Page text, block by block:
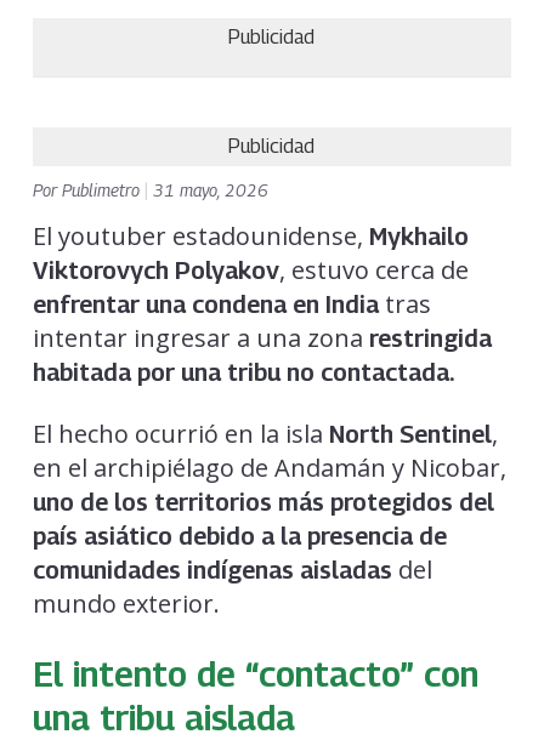
Publicidad
Publicidad
PorPublimetro 31 mayo, 2026
El youtuber estadounidense, Mykhailo
Viktorovych Polyakov, estuvo cerca de
enfrentar una condena en Indiatras
intentar ingresar a una zona restringida
habitada por una tribu no contactada.
El hecho ocurrió en la isla North Sentinel,
en el archipiélago de Andamán y Nicobar,
uno de los territorios más protegidos del
país asiático debido a la presencia de
comunidades indígenas aisladas del
mundo exterior.
El intento de “contacto” con
una tribu aislada